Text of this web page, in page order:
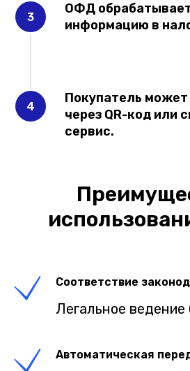
ОФД
информацию в
Покупатель может
через QR-код или
сервис.
Соответствие
Легальное ведение
Автоматическая